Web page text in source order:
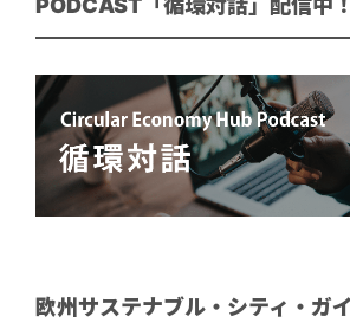
PODCAST「循環対話」配信中！
欧州サステナブル・シティ・ガ